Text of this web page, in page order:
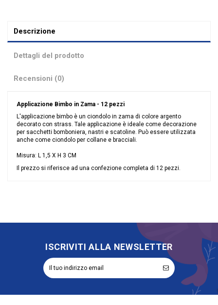
Descrizione
Dettagli del prodotto
Recensioni (0)
Applicazione Bimbo in Zama - 12 pezzi
L'applicazione bimbo è un ciondolo in zama di colore argento
decorato con strass. Tale applicazione è ideale come decorazione
per sacchetti bomboniera, nastri e scatoline. Può essere utilizzata
anche come ciondolo per collane e bracciali.
Misura: L 1,5 X H 3 CM
Il prezzo si riferisce ad una confezione completa di 12 pezzi.
Riordinabile No
ISCRIVITI ALLA NEWSLETTER